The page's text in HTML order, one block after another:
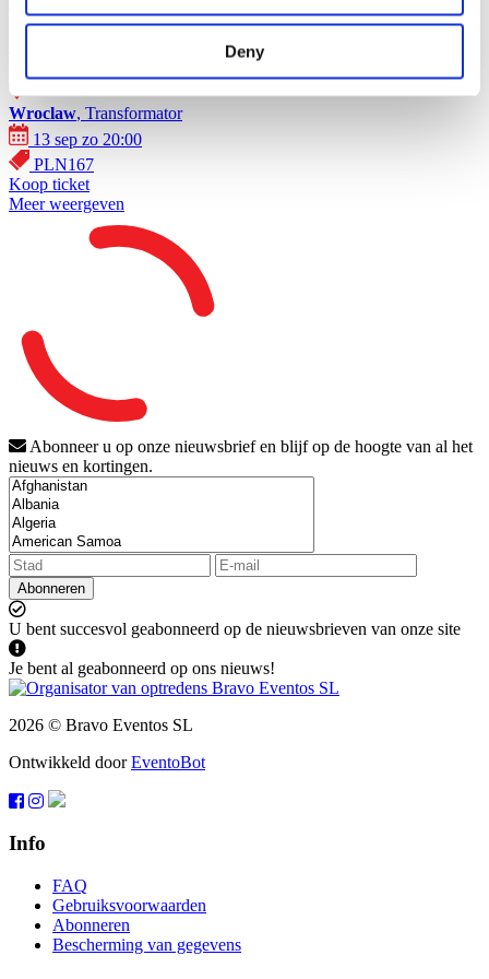
Deny
Wroclaw, Transformator
13 sep zo 20:00
PLN167
Koop ticket
Meer weergeven
Abonneer u op onze nieuwsbrief en blijf op de hoogte van al het
nieuws en kortingen.
Abonneren
U bent succesvol geabonneerd op de nieuwsbrieven van onze site
Je bent al geabonneerd op ons nieuws!
2026 © Bravo Eventos SL
Ontwikkeld doorEventoBot
Info
FAQ
Gebruiksvoorwaarden
Abonneren
Bescherming van gegevens